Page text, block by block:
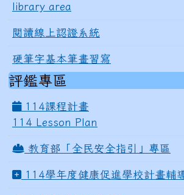
library area
閱讀線上認證系統
硬筆字基本筆畫習寫
評鑑專區
114課程計畫
114 Lesson Plan
教育部「全民安全指引」專區
114學年度健康促進學校計畫輔